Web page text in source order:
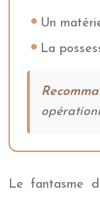
Un
La
Le fantasme